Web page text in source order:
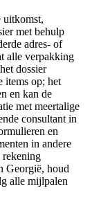
uitkomst,
met behulp
adres- of
alle verpakking
dossier
items op; het
en kan de
met meertalige
consultant in
en
in andere
rekening
Georgië, houd
alle mijlpalen